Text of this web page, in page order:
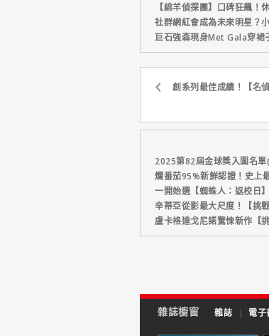
【綿羊偵探團】口碑狂飆！
社群網紅會成為未來明星？
巨石強森現身Met Gala穿裙
創系列最佳成績！【名
2025第82屆金球獎入圍名單
爛番茄95%新鮮認證！史上
一開始選【蜘蛛人：返校日
辛蒂亞從影最大尺度！【挑
盧卡格達戈尼諾驚悚新作【
雜誌櫥窗 雜誌 | 電子